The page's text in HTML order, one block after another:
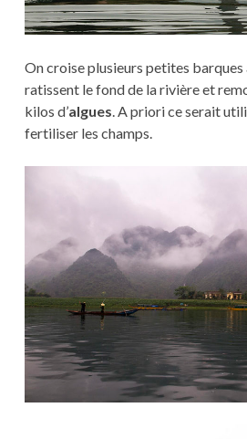
On croise plusieurs petites barques
ratissent le fond de la rivière et
kilos d’algues. A priori ce serait
fertiliser les champs.